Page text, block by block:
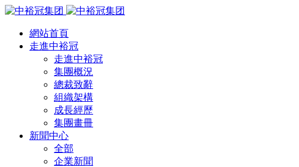
網站首頁
走進中裕冠
走進中裕冠
集團概況
總裁致辭
組織架構
成長經歷
集團畫冊
新聞中心
全部
企業新聞